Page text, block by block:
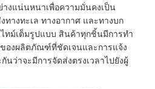
งแน่นหนาเพื่อความมั่นคงเป็น
ทางทะเล ทางอากาศ และทางบก
ทม์เต็มรูปแบบ สินค้าทุกชิ้นมีการทำ
องผลิตภัณฑ์ที่ชัดเจนและการแจ้ง
นว่าจะมีการจัดส่งตรงเวลาไปยังผู้